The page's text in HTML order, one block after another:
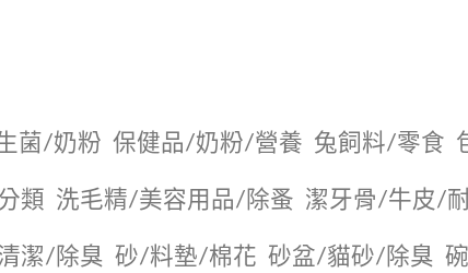
菌/奶粉 保健品/奶粉/營養 兔飼料/零食
類 洗毛精/美容用品/除蚤 潔牙骨/牛皮/
潔/除臭 砂/料墊/棉花 砂盆/貓砂/除臭